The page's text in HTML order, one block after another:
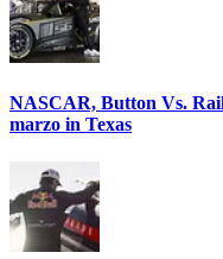
NASCAR, Button Vs.
marzo in Texas